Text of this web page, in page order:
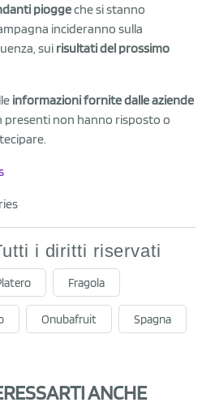
pioggeche si stanno
incideranno sulla
sui risultati del prossimo
informazioni fornite dalle aziende
non hanno risposto o
i diritti riservati
Fragola
Onubafruit Spagna
ANCHE